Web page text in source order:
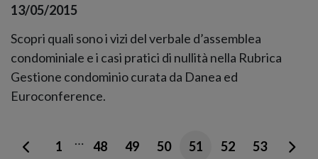
13/05/2015
Scopri quali sono i vizi del verbale d’assemblea
condominiale e i casi pratici di nullità nella Rubrica
Gestione condominio curata da Danea ed
Euroconference.
1 … 48 49 50 51 52 53